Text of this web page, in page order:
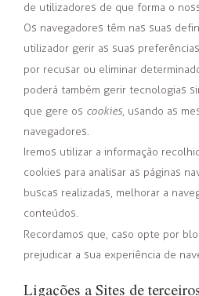
de utilizadores de que forma o
Os navegadores têm nas suas
utilizador gerir as suas
por recusar ou eliminar
poderá também gerir tecnologias
que gere os cookies, usando as
navegadores.
Iremos utilizar a informação
cookies para analisar as páginas
buscas realizadas, melhorar a
conteúdos.
Recordamos que, caso opte por
prejudicar a sua experiência de
Ligações a Sites de